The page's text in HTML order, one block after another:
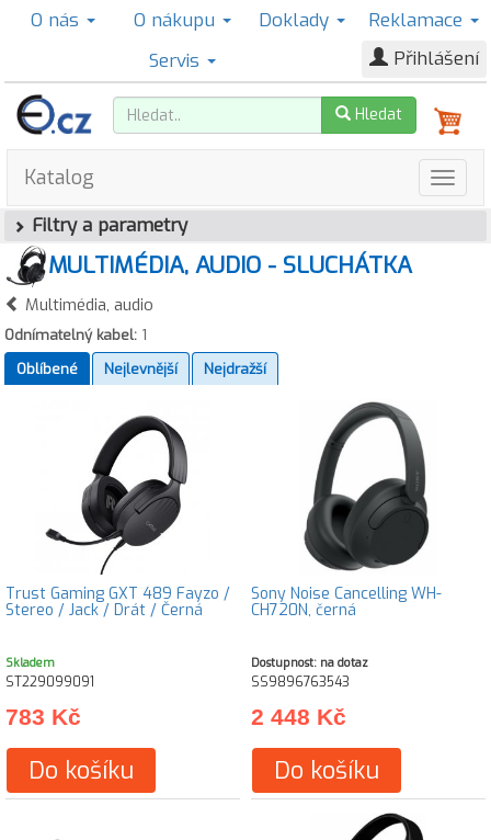
O nás O nákupu Doklady
Reklamace
Servis
Přihlášení
Hledat
Katalog
Filtry a parametry
MULTIMÉDIA, AUDIO - SLUCHÁTKA
Multimédia, audio
Odnímatelný kabel: 1
Oblíbené
Nejlevnější Nejdražší
Trust Gaming GXT 489 Fayzo /
Stereo / Jack / Drát / Černá
Skladem
ST229099091
783 Kč
Do košíku
Sony Noise Cancelling WH-
CH720N, černá
Dostupnost: na dotaz
SS9896763543
2 448 Kč
Do košíku